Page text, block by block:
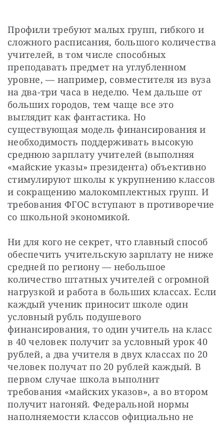
Профили требуют малых групп, гибкого и
сложного расписания, большого количества
учителей, в том числе способных
преподавать предмет на углубленном
уровне, — например, совместителя из вуза
на два-три часа в неделю. Чем дальше от
больших городов, тем чаще все это
выглядит как фантастика. Но
существующая модель финансирования и
необходимость поддерживать высокую
среднюю зарплату учителей (выполняя
«майские указы» президента) объективно
стимулируют школы к укрупнению классов
и сокращению малокомплектных групп. И
требования ФГОС вступают в противоречие
со школьной экономикой.
Ни для кого не секрет, что главный способ
обеспечить учительскую зарплату не ниже
средней по региону — небольшое
количество штатных учителей с огромной
нагрузкой и работа в больших классах. Если
каждый ученик приносит школе один
условный рубль подушевого
финансирования, то один учитель на класс
в 40 человек получит за условный урок 40
рублей, а два учителя в двух классах по 20
человек получат по 20 рублей каждый. В
первом случае школа выполнит
требования «майских указов», а во втором
получит нагоняй. Федеральной нормы
наполняемости классов официально не